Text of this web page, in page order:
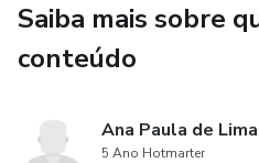
👉 Conexão com a origem.
Você vai aprender:
Saiba mais sobre
conteúdo
Ana Paula de Lima
5 Ano Hotmarter